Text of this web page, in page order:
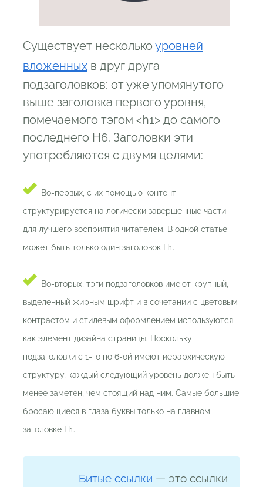
Существует несколько уровней
вложенных в друг друга
подзаголовков: от уже упомянутого
выше заголовка первого уровня,
помечаемого тэгом <h1> до самого
последнего H6. Заголовки эти
употребляются с двумя целями:
Во-первых, с их помощью контент
структурируется на логически завершенные части
для лучшего восприятия читателем. В одной статье
может быть только один заголовок H1.
Во-вторых, тэги подзаголовков имеют крупный,
выделенный жирным шрифт и в сочетании с цветовым
контрастом и стилевым оформлением используются
как элемент дизайна страницы. Поскольку
подзаголовки с 1-го по 6-ой имеют иерархическую
структуру, каждый следующий уровень должен быть
менее заметен, чем стоящий над ним. Самые большие
бросающиеся в глаза буквы только на главном
заголовке H1.
Битые ссылки — это ссылки